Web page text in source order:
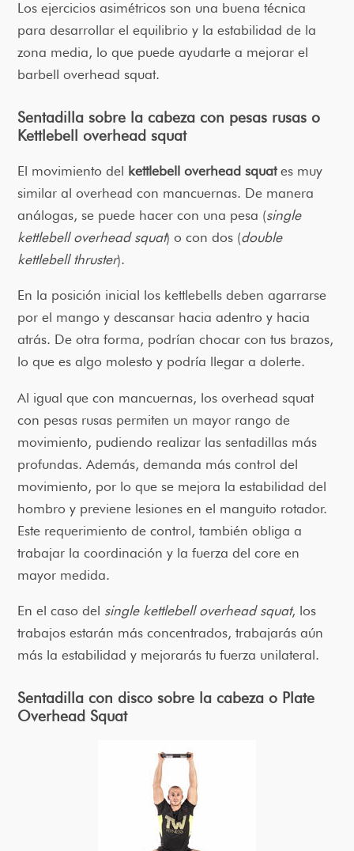
Los ejercicios asimétricos son una buena técnica
para desarrollar el equilibrio y la estabilidad de la
zona media, lo que puede ayudarte a mejorar el
barbell overhead squat.
Sentadilla sobre la cabeza con pesas rusas o
Kettlebell overhead squat
El movimiento del kettlebell overhead squates muy
similar al overhead con mancuernas. De manera
análogas, se puede hacer con una pesa (single
kettlebell overhead squat) o con dos (double
kettlebell thruster).
En la posición inicial los kettlebells deben agarrarse
por el mango y descansar hacia adentro y hacia
atrás. De otra forma, podrían chocar con tus brazos,
lo que es algo molesto y podría llegar a dolerte.
Al igual que con mancuernas, los overhead squat
con pesas rusas permiten un mayor rango de
movimiento, pudiendo realizar las sentadillas más
profundas. Además, demanda más control del
movimiento, por lo que se mejora la estabilidad del
hombro y previene lesiones en el manguito rotador.
Este requerimiento de control, también obliga a
trabajar la coordinación y la fuerza del core en
mayor medida.
En el caso del single kettlebell overhead squat, los
trabajos estarán más concentrados, trabajarás aún
más la estabilidad y mejorarás tu fuerza unilateral.
Sentadilla con disco sobre la cabeza o Plate
Overhead Squat